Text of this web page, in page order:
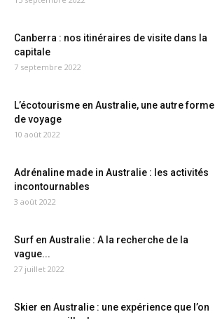
Canberra : nos itinéraires de visite dans la
capitale
7 septembre 2022
L’écotourisme en Australie, une autre forme
de voyage
10 août 2022
Adrénaline made in Australie : les activités
incontournables
3 août 2022
Surf en Australie : A la recherche de la
vague...
27 juillet 2022
Skier en Australie : une expérience que l’on